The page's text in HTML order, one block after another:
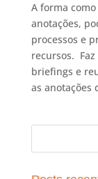
A forma
anotações,
processos e
recursos.
briefings e
as anotações